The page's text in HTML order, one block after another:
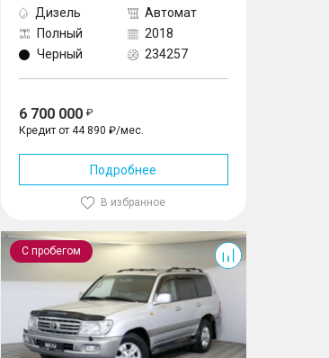
Дизель
Автомат
Полный
2018
Черный
234257
6 700 000
Кредит от 44 890 ₽/мес.
Подробнее
В избранное
С пробегом
Land Cruiser